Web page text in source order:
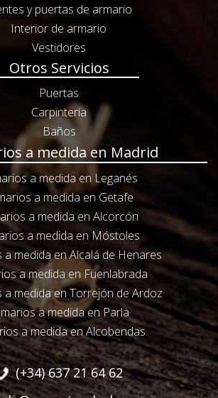
y puertas de armario
Interior de armario
Vestidores
Otros Servicios
Puertas
Carpintería
Baños
a medida en Madrid
a medida en Leganés
a medida en Getafe
a medida en Alcorcón
a medida en Móstoles
a medida en Alcalá de Henares
a medida en Fuenlabrada
a medida en Torrejón de Ardoz
a medida en Parla
a medida en Alcobendas
(+34) 637 21 64 62